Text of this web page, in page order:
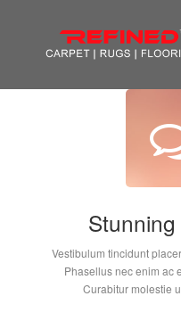
Vestibulum tincidunt
Phasellus nec enim ac
Curabitur molestie